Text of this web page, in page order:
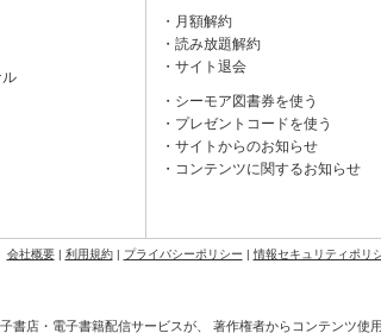
ル
月額解約
読み放題解約
サイト退会
シーモア図書券を使う
プレゼントコードを使う
サイトからのお知らせ
コンテンツに関するお知らせ
会社概要| 利用規約| プライバシーポリシー | 情報セキュリティポリ
書店・電子書籍配信サービスが、 著作権者からコンテンツ